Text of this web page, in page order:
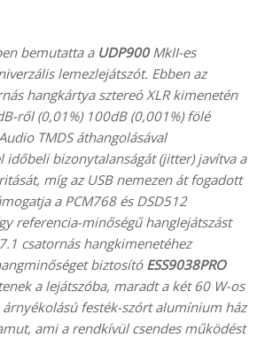
bemutatta a UDP900MkII-es
lemezlejátszót. Ebben az
hangkártya sztereó XLR kimenetén
ről (0,01%) 100dB (0,001%) fölé
TMDS áthangolásával
időbeli bizonytalanságát (jitter) javítva a
míg az USB nemezen át fogadott
a PCM768 és DSD512
referencia-minőségű hanglejátszást
csatornás hangkimenetéhez
biztosító ESS9038PRO
a lejátszóba, maradt a két 60 W-os
árnyékolású festék-szórt alumínium ház
ami a rendkívül csendes működést